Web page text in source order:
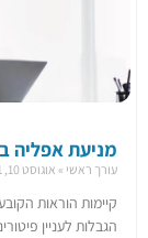
מניעת אפליה
עורך ראשי אוגוסט 10, 2021
קיימות הוראות
הגבלות לעניין